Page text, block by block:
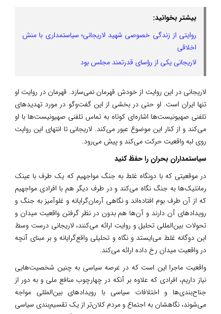
بیشتر بخوانید:
روایتی از زندگی خصوصی شهید لاریجانی؛ سیاستمداری با منش
اخلاقی
لاریجانی یکی از رؤسای قدرتمند مجلس بود
لاریجانی در این روایت از خودش قهرمان نمی‌سازد. قهرمان در روایت او
تنها ایران است. او حتی در بخشی از این گفت‌وگو در مورد تهدیدهای
تلفنی صهیونیست‌ها اشاره‌ای کوتاه به تماس تلفنی صهیونیست‌ها با او
می‌کند و از کنار این موضوع عبور می‌کند. لاریجانی تا انتهای این روایت
روی لبه واقعیت حرکت می‌کند و پیش می‌رود.
سیاستمداران بحران را حفظ کنید
در موقعیتی که با دونگاه غلط به جنگ مواجهیم که یک طرف با عینک
رمانتیک‌ها به جنگ نگاه می‌کند و در طرف دیگر هم با افرادی مواجهیم
که از آن طرف بوم افتاده‌اند و نگاهی آرمان‌گرایانه و غلوآمیز به جنگ و
رویدادهای آن دارند و آن‌ها هم بدون در نظر گرفتن واقعیت میدان و
تحولات بین‌المللی تحلیل و روایت ارائه می‌کنند، لاریجانی درست وسط
این دوگانه غلط می‌ایستد و نگاه و تحلیلی واقع‌گرایانه و بر مبنای آنچه
در واقعیت میدان رخ داده ارائه می‌کند.
واقعیت ماجرا این است که در عرصه سیاسی به چنین شخصیت‌هایی
نیاز داریم، افرادی که علاوه بر آنکه در چهارچوب منافع ملی و به دور از
جناح‌بندی‌ها و اختلافات سیاسی با رویدادهای بین‌المللی مواجه
می‌شوند، نگاهشان به اجتماع و مردم کلان‌تر از یک تقسیم‌بندی سیاسی